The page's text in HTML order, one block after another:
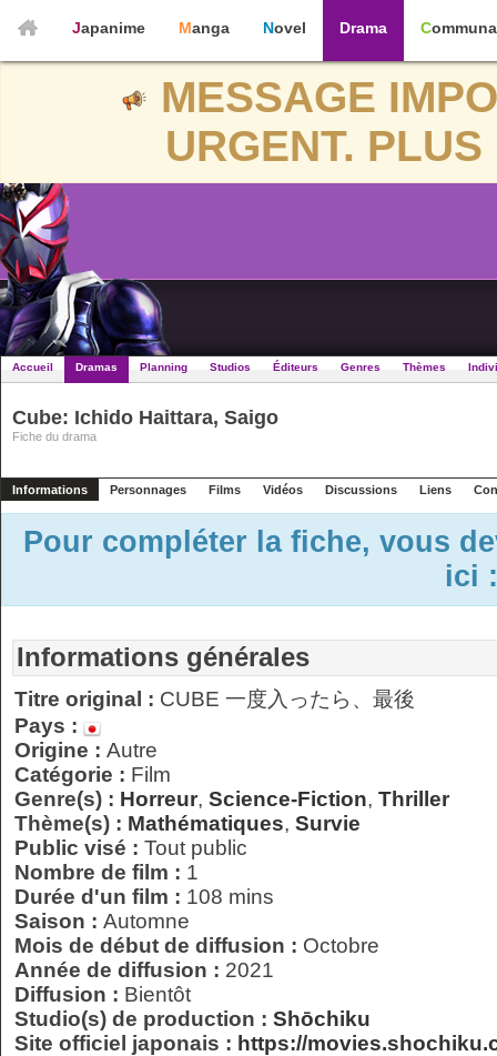
Japanime Manga Novel Drama
MESSAGE
URGENT.
Accueil Dramas Planning Studios Éditeurs Genres Thèmes
Cube: Ichido Haittara, Saigo
Fiche du drama
Informations Personnages Films Vidéos Discussions Liens
Pour compléter la fiche, vous
ici
Informations générales
Titre original : CUBE 一度入ったら、最後
Pays :
Origine : Autre
Catégorie : Film
Genre(s) : Horreur, Science-Fiction, Thriller
Thème(s) : Mathématiques, Survie
Public visé : Tout public
Nombre de film : 1
Durée d'un film : 108 mins
Saison : Automne
Mois de début de diffusion : Octobre
Année de diffusion : 2021
Diffusion : Bientôt
Studio(s) de production : Shōchiku
Site officiel japonais : https://